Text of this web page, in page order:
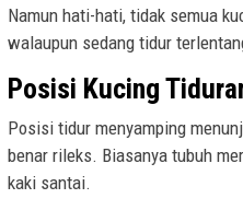
Namun hati-hati, tidak semua
walaupun sedang tidur
Posisi Kucing
Posisi tidur menyamping
benar rileks. Biasanya tubuh
kaki santai.